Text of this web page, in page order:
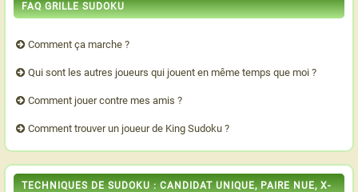
FAQ GRILLE SUDOKU
Comment ça marche ?
Qui sont les autres joueurs qui jouent en même temps que moi ?
Comment jouer contre mes amis ?
Comment trouver un joueur de King Sudoku ?
TECHNIQUES DE SUDOKU : CANDIDAT UNIQUE, PAIRE NUE, X-